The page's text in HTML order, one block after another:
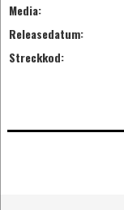
Media:
Releasedatum:
Streckkod: